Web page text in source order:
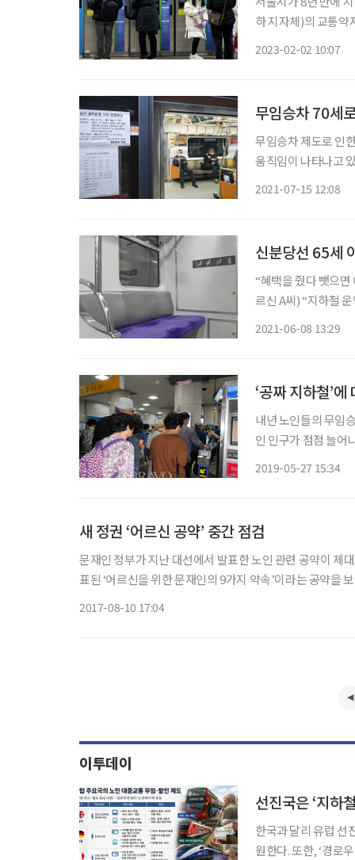
하 지자체)의 교통약
2023-02-02 10:07
무임승차 70세
무임승차 제도로 인
움직임이 나타나고 있다. 서울연구원은 14일 '지하철 무임승차제도, 지속가
2021-07-15 12:08
신분당선 65세
“혜택을 줬다 뺏으면
르신 A씨) “지하철 운임 유료화, 득보다 실이 더 클 것이다.” (70세 어르신 B씨) 서울 강남과 경
2021-06-08 13:29
‘공짜 지하철’에
내년 노인들의 무임
인 인구가 점점 늘어
2019-05-27 15:34
새 정권 ‘어르신 공약’ 중간 점검
문재인 정부가 지난 대선에서 발표한 노인 관련 공약이 제
표된 ‘어르신을 위한 문재인의 9가지 약속’이라는 공약을
2017-08-10 17:04
이투데이
선진국은 ‘지하
한국과 달리 유럽 선
원한다. 또한, ‘경로